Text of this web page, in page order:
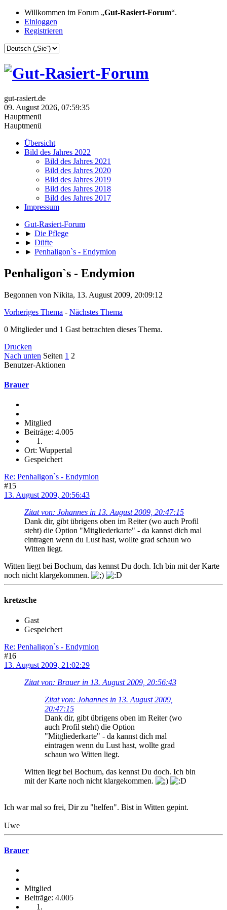
Willkommen im Forum „Gut-Rasiert-Forum“.
Einloggen
Registrieren
gut-rasiert.de
09. August 2026, 07:59:35
Hauptmenü
Hauptmenü
Übersicht
Bild des Jahres 2022
Bild des Jahres 2021
Bild des Jahres 2020
Bild des Jahres 2019
Bild des Jahres 2018
Bild des Jahres 2017
Impressum
Gut-Rasiert-Forum
► Die Pflege
► Düfte
► Penhaligon`s - Endymion
Penhaligon`s - Endymion
Begonnen von Nikita, 13. August 2009, 20:09:12
Vorheriges Thema - Nächstes Thema
0 Mitglieder und 1 Gast betrachten dieses Thema.
Drucken
Nach unten Seiten 1 2
Benutzer-Aktionen
Brauer
Mitglied
Beiträge: 4.005
Ort: Wuppertal
Gespeichert
Re: Penhaligon`s - Endymion
#15
13. August 2009, 20:56:43
Zitat von: Johannes in 13. August 2009, 20:47:15
Dank dir, gibt übrigens oben im Reiter (wo auch Profil
steht) die Option "Mitgliederkarte" - da kannst dich mal
eintragen wenn du Lust hast, wollte grad schaun wo
Witten liegt.
Witten liegt bei Bochum, das kennst Du doch. Ich bin mit der Karte
noch nicht klargekommen.
kretzsche
Gast
Gespeichert
Re: Penhaligon`s - Endymion
#16
13. August 2009, 21:02:29
Zitat von: Brauer in 13. August 2009, 20:56:43
Zitat von: Johannes in 13. August 2009,
20:47:15
Dank dir, gibt übrigens oben im Reiter (wo
auch Profil steht) die Option
"Mitgliederkarte" - da kannst dich mal
eintragen wenn du Lust hast, wollte grad
schaun wo Witten liegt.
Witten liegt bei Bochum, das kennst Du doch. Ich bin
mit der Karte noch nicht klargekommen.
Ich war mal so frei, Dir zu "helfen". Bist in Witten gepint.
Uwe
Brauer
Mitglied
Beiträge: 4.005